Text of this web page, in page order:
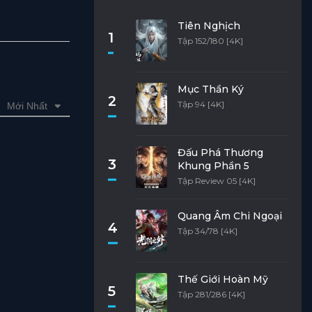
Mới Nhất
1
Tiên Nghịch
Tập 152/180 [4K]
2
Mục Thần Ký
Tập 94 [4K]
3
Đấu Phá Thương
Khung Phần 5
Tập Review 05 [4K]
4
Quang Âm Chi Ngoại
Tập 34/78 [4K]
5
Thế Giới Hoàn Mỹ
Tập 281/286 [4K]